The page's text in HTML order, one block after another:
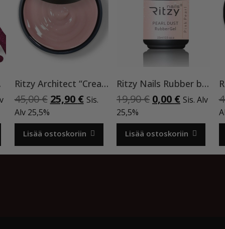
Ritzy Architect “Cream” rakennegeeli,50ml
45,00€ Alkuperäinen
oli:
45,00 €.
25,90 €Nykyinen
on:
25,90 €.
Sis.
Alv 25,5%
Lisää ostoskoriin
Ritzy Nails Rubber base ”Pink Pearl” pohjageeli, 15 ml
19,90€ Alkuperäinen
oli:
19,90 €.
0,00 €Nykyinen
on:
0,00 €.
Sis. Alv
25,5%
Lisää ostoskoriin